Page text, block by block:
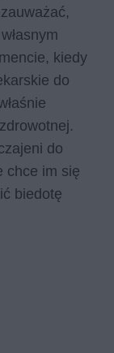
kiedy
do
do
chce im się
biedotę